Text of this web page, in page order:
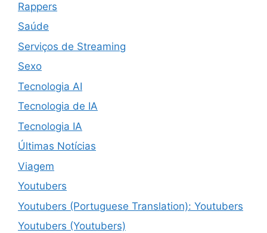
Rappers
Saúde
Serviços de Streaming
Sexo
Tecnologia AI
Tecnologia de IA
Tecnologia IA
Últimas Notícias
Viagem
Youtubers
Youtubers (Portuguese Translation): Youtubers
Youtubers (Youtubers)